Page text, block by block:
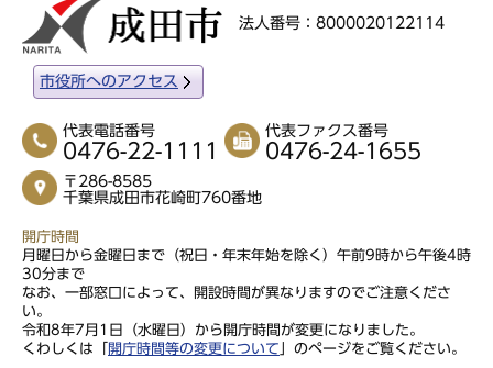
法人番号：8000020122114
市役所へのアクセス
代表電話番号
0476-22-1111
代表ファクス番号
0476-24-1655
〒286-8585
千葉県成田市花崎町760番地
開庁時間
月曜日から金曜日まで（祝日・年末年始を除く）午前9時から午後4時
30分まで
なお、一部窓口によって、開設時間が異なりますのでご注意くださ
い。
令和8年7月1日（水曜日）から開庁時間が変更になりました。
くわしくは「
開庁時間等の変更について 」のページをご覧ください。